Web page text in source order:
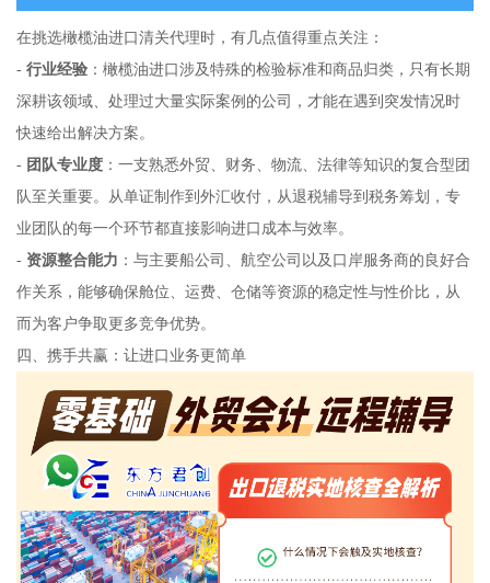
在挑选橄榄油进口清关代理时，有几点值得重点关注：
- 行业经验：橄榄油进口涉及特殊的检验标准和商品归类，只有长期
深耕该领域、处理过大量实际案例的公司，才能在遇到突发情况时
快速给出解决方案。
- 团队专业度：一支熟悉外贸、财务、物流、法律等知识的复合型团
队至关重要。从单证制作到外汇收付，从退税辅导到税务筹划，专
业团队的每一个环节都直接影响进口成本与效率。
- 资源整合能力 ：与主要船公司、航空公司以及口岸服务商的良好合
作关系，能够确保舱位、运费、仓储等资源的稳定性与性价比，从
而为客户争取更多竞争优势。
四、携手共赢：让进口业务更简单